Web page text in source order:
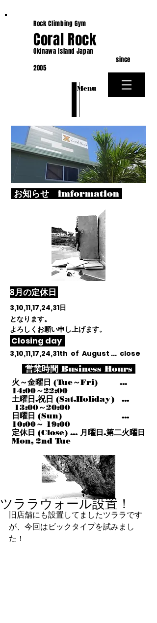
Rock Climbing Gym
Coral Rock
Okinawa Island Japan
since
2005
​Menu
お知らせ imformation
​8月の定休日
3,10,11,17,24,31日
となります。
よろしくお願い申し上げます。
Closing day
3,10,11,17,24,31th of August ... close
営業時間 Business Hours
火～金曜日 (Tue～Fri) ...
14:00～22:00
土曜日.祝日 (Sat.Holiday) ...
13:00～20:00
日曜日 (Sun) ...
10:00～ 19:00
定休日 (Close) ... 月曜日.第二火曜日
Mon, 2nd Tue
ツララウォール設置！
旧店舗にも設置してましたツララです
が、今回はビックタイプを試みまし
た！